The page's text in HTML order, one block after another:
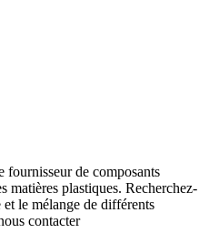
de composants
matières plastiques. Recherchez-
le mélange de différents
contacter